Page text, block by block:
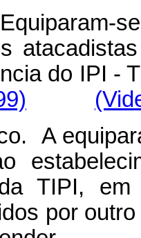
do
A
TIPI,
por